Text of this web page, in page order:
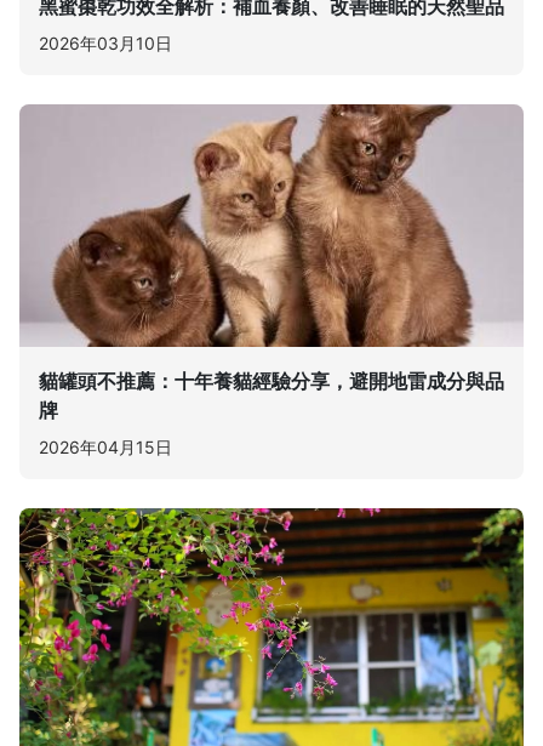
黑蜜棗乾功效全解析：補血養顏、改善睡眠的天然聖品
2026年03月10日
貓罐頭不推薦：十年養貓經驗分享，避開地雷成分與品
牌
2026年04月15日